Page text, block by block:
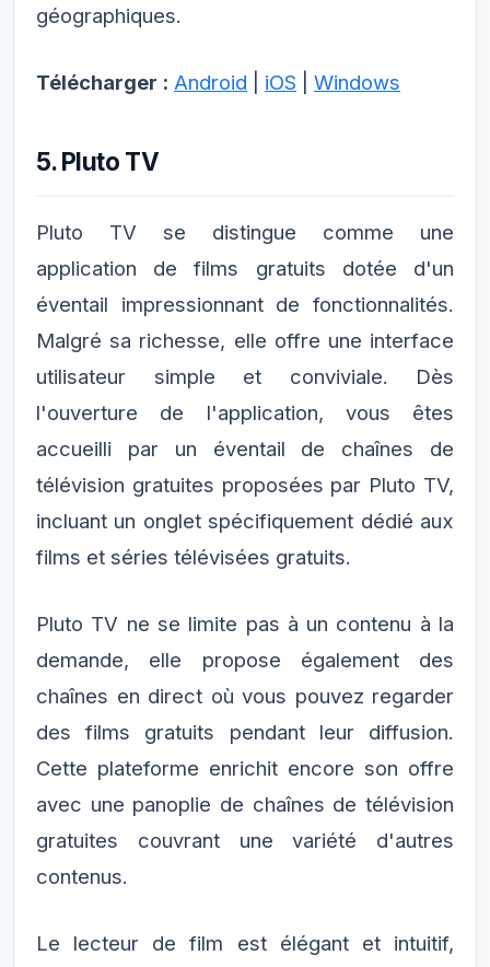
géographiques.
Télécharger : Android iOS Windows
5. Pluto TV
Pluto TV se distingue comme une
application de films gratuits dotée d'un
éventail impressionnant de fonctionnalités.
Malgré sa richesse, elle offre une interface
utilisateur simple et conviviale. Dès
l'ouverture de l'application, vous êtes
accueilli par un éventail de chaînes de
télévision gratuites proposées par Pluto TV,
incluant un onglet spécifiquement dédié aux
films et séries télévisées gratuits.
Pluto TV ne se limite pas à un contenu à la
demande, elle propose également des
chaînes en direct où vous pouvez regarder
des films gratuits pendant leur diffusion.
Cette plateforme enrichit encore son offre
avec une panoplie de chaînes de télévision
gratuites couvrant une variété d'autres
contenus.
Le lecteur de film est élégant et intuitif,